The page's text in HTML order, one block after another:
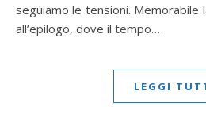
seguiamo le tensioni. Memorabile
all’epilogo, dove il tempo…
LEGGI